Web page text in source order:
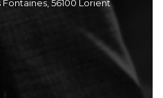
Fontaines, 56100 Lorient